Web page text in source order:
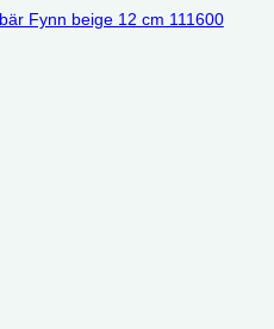
Fynn beige 12 cm 111600